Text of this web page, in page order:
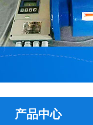
产品中心